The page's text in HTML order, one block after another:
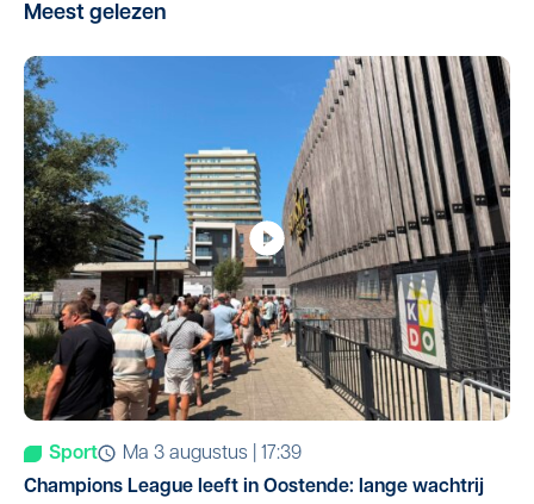
Meest gelezen
Sport
ma 3 augustus | 17:39
Champions League leeft in Oostende: lange wachtrij